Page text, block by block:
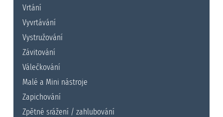
Vrtání
Vyvrtávání
Vystružování
Závitování
Válečkování
Malé a Mini nástroje
Zapichování
Zpětné srážení / zahlubování